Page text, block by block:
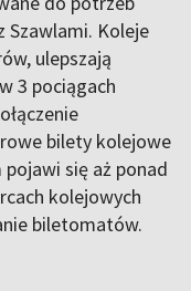
Szawlami. Koleje
ulepszają
3 pociągach
bilety kolejowe
się aż ponad
kolejowych
biletomatów.